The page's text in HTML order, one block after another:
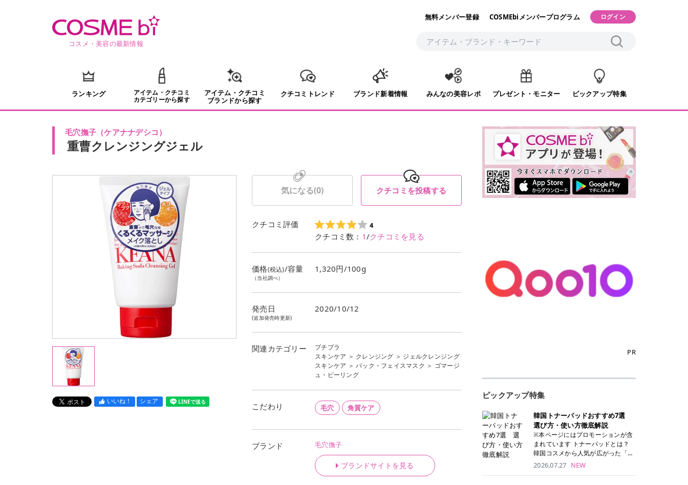
コスメ・美容の最新情報
無料メンバー登録 COSMEbiメンバープログラム ログイン
ランキング
アイテム・クチコミ
カテゴリーから探す
アイテム・クチコミ
ブランドから探す
クチコミトレンド ブランド新着情報 みんなの美容レポ プレゼント・モニター ピックアップ特集
毛穴撫子 （ケアナナデシコ ）
重曹クレンジングジェル
いいね！ シェア LINEで送る
気になる(0) クチコミを投稿する
クチコミ評価 4
クチコミ数： 1/クチコミを見る
価格(税込)/容量
（当社調べ）
1,320円/100g
発売日
(追加発売時更新)
2020/10/12
関連カテゴリー
プチプラ
スキンケア ＞ クレンジング ＞ ジェルクレンジング
スキンケア ＞パック・フェイスマスク ＞ ゴマージ
ュ・ピーリング
こだわり 毛穴 角質ケア
ブランド 毛穴撫子
ブランドサイトを見る
PR
ピックアップ特集
韓国トナーパッドおすすめ7選
選び方・使い方徹底解説
※本ページにはプロモーションが含
まれています トナーパッドとは？
韓国コスメから人気が広がった「ト
ナーパッド」は、化粧水や美容液を
2026.07.27 NEW